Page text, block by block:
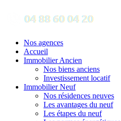
Nos agences
Accueil
Immobilier Ancien
Nos biens anciens
Investissement locatif
Immobilier Neuf
Nos résidences neuves
Les avantages du neuf
Les étapes du neuf